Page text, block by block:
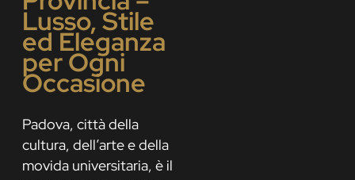
Lusso, Stile
ed Eleganza
per Ogni
Occasione
Padova, città della
cultura, dell’arte e della
movida universitaria, è il